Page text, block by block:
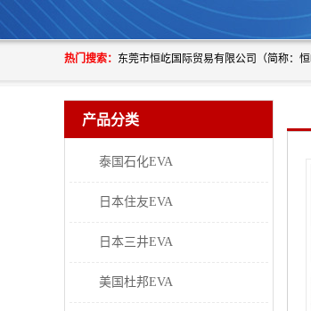
热门搜索：
产品分类
泰国石化EVA
日本住友EVA
日本三井EVA
美国杜邦EVA